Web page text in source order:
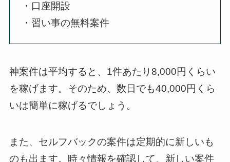
・口座開設
・習い事の無料案件
神案件は平均すると、1件あたり8,000円くらい
を稼げます。そのため、数日でも40,000円くら
いは簡単に稼げるでしょう。
また、セルフバックの案件は定期的に新しいも
のも出ます。時々情報を確認して、新しい案件